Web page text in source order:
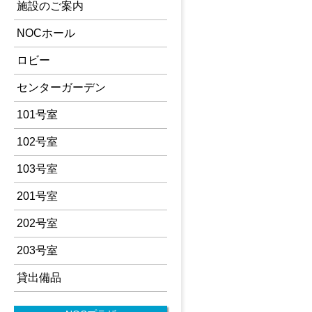
施設のご案内
NOCホール
ロビー
センターガーデン
101号室
102号室
103号室
201号室
202号室
203号室
貸出備品